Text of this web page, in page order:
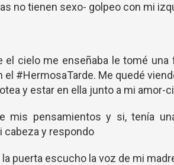
no tienen sexo- golpeo con mi
el cielo me enseñaba le tomé
#HermosaTarde. Me quedé
y estar en ella junto a mi amor-
mis pensamientos y si, tenía
cabeza y respondo
la puerta escucho la voz de mi